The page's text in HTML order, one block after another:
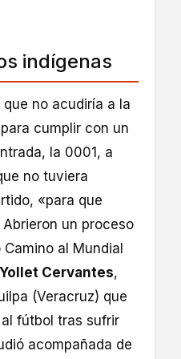
indígenas
no acudiría a la
cumplir con un
la 0001, a
no tuviera
«para que
un proceso
al Mundial
Yollet Cervantes,
(Veracruz) que
fútbol tras sufrir
acompañada de